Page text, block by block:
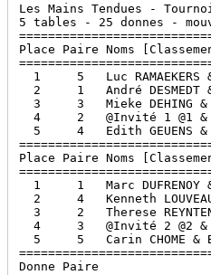
Les Mains Tendues -
5 tables - 25 donnes -
Place Paire Noms
1     5   Luc RAMAEKERS
2     1   André DESMEDT
3     3   Mieke DEHING
4     2   @Invité 1 @1
5     4   Edith GEUENS
Place Paire Noms
1     1   Marc DUFRENOY
2     4   Kenneth
3     2   Therese
4     3   @Invité 2 @2
5     5   Carin CHOME &
Donne Paire